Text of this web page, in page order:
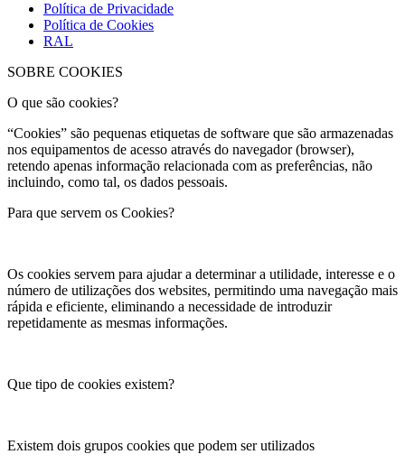
Política de Privacidade
Política de Cookies
RAL
SOBRE COOKIES
O que são cookies?
“Cookies” são pequenas etiquetas de software que são armazenadas
nos equipamentos de acesso através do navegador (browser),
retendo apenas informação relacionada com as preferências, não
incluindo, como tal, os dados pessoais.
Para que servem os Cookies?
Os cookies servem para ajudar a determinar a utilidade, interesse e o
número de utilizações dos websites, permitindo uma navegação mais
rápida e eficiente, eliminando a necessidade de introduzir
repetidamente as mesmas informações.
Que tipo de cookies existem?
Existem dois grupos cookies que podem ser utilizados